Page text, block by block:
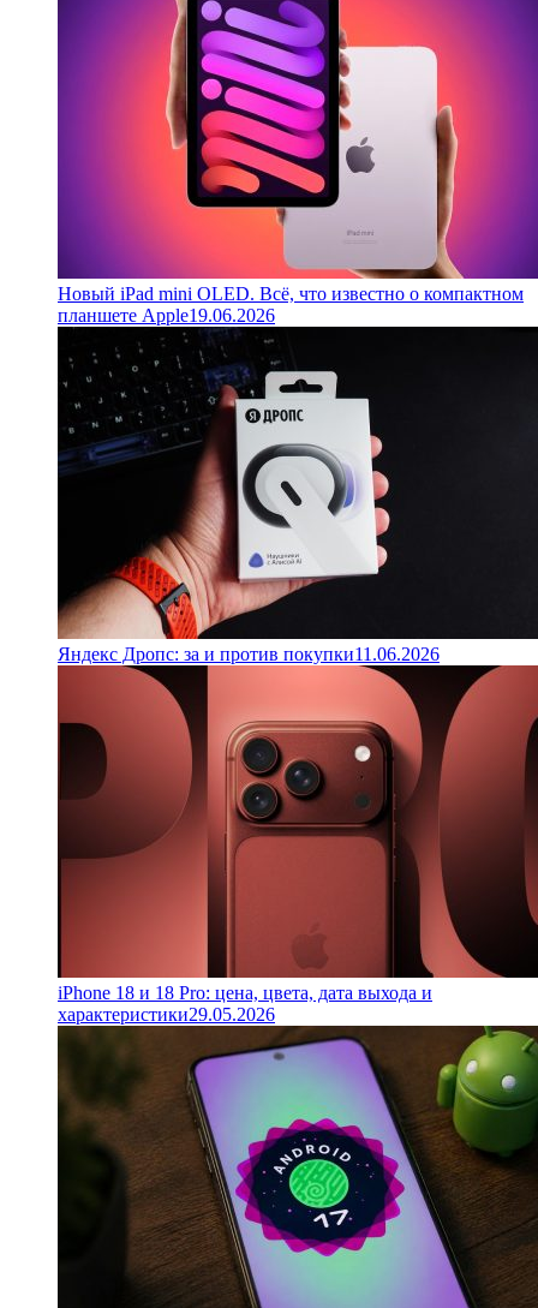
Новый iPad mini OLED. Всё, что известно о компактном
планшете Apple19.06.2026
Яндекс Дропс: за и против покупки11.06.2026
iPhone 18 и 18 Pro: цена, цвета, дата выхода и
характеристики29.05.2026